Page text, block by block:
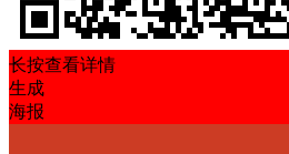
长按查看详情
生成
海报